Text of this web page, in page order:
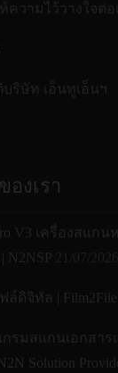
วามไว้วางใจต่อเ
บริษัท เอ็นทูเอ็นฯ
งเรา
V3 เครื่องสแก
N2NSP
ดิจิทัล | Film2File
กรมสแกนเอกสาร
Solution